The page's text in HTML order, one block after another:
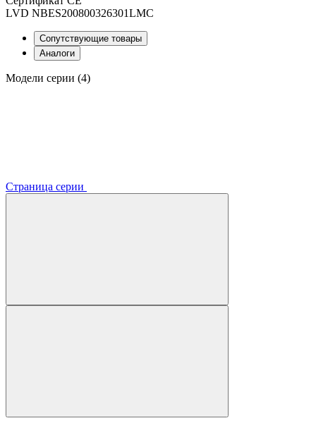
LVD NBES200800326301LMC
Сопутствующие товары
Аналоги
Модели серии (4)
Страница серии